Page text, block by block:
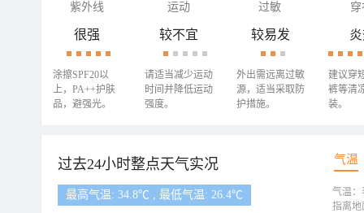
紫外线 运动 过敏 穿
很强
涂擦SPF20以
上，PA++护肤
品，避强光。
较不宜
请适当减少运动
时间并降低运动
强度。
较易发
外出需远离过敏
源，适当采取防
护措施。
建议穿
裤等清
装。
过去24小时整点天气实况 气温
最高气温: 34.8℃ , 最低气温: 26.4℃
气温：
指离地